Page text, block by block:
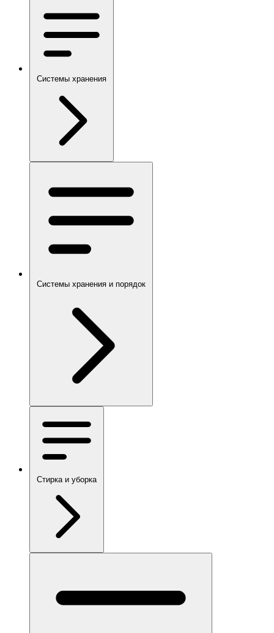
Системы хранения
Системы хранения и порядок
Стирка и уборка